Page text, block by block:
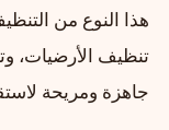
هذا النوع من
تنظيف الأرضيات،
جاهزة ومريحة